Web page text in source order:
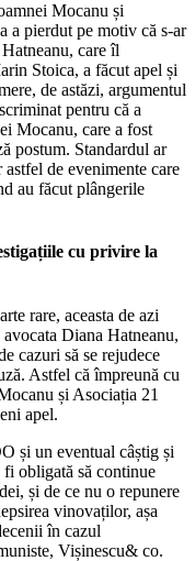
Mocanu și
a pierdut pe motiv că s-ar
care îl
Stoica, a făcut apel și
de astăzi, argumentul
pentru că a
Mocanu, care a fost
postum. Standardul ar
de evenimente care
au făcut plângerile
cu privire la
rare, aceasta de azi
Diana Hatneanu,
cazuri să se rejudece
Astfel că împreună cu
și Asociația 21
apel.
și un eventual câștig și
obligată să continue
și de ce nu o repunere
vinovaților, așa
în cazul
Vișinescu& co.